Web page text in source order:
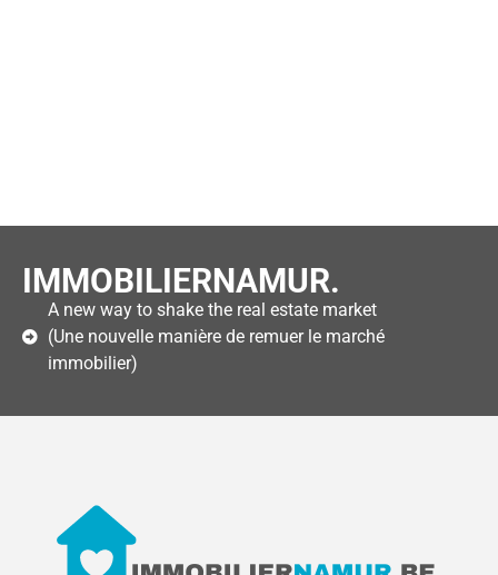
IMMOBILIERNAMUR.
A new way to shake the real estate market
(Une nouvelle manière de remuer le marché
immobilier)